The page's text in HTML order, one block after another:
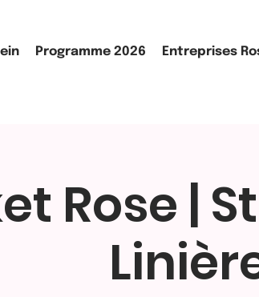
Programme 2026 Entreprises
Rose |